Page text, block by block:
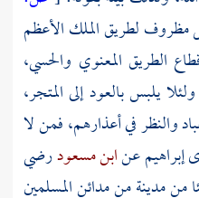
مظروف لطريق الملك الأعظم
الطريق المعنوي والحسي،
يلبس بالعود إلى المتجر،
والنظر في أعذارهم، فمن لا
إبراهيمعنابن مسعودرضي
من مدينة من مدائن المسلمين